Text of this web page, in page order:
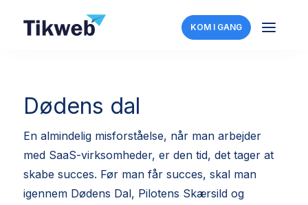
KOM I GANG a
Dødens dal
En almindelig misforståelse, når man arbejder
med SaaS-virksomheder, er den tid, det tager at
skabe succes. Før man får succes, skal man
igennem Dødens Dal, Pilotens Skærsild og